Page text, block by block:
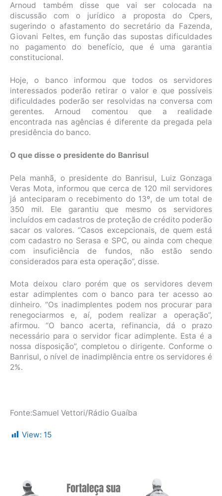
Arnoud também disse que vai ser colocada na
discussão com o jurídico a proposta do Cpers,
sugerindo o afastamento do secretário da Fazenda,
Giovani Feltes, em função das supostas dificuldades
no pagamento do benefício, que é uma garantia
constitucional.
Hoje, o banco informou que todos os servidores
interessados poderão retirar o valor e que possíveis
dificuldades poderão ser resolvidas na conversa com
gerentes. Arnoud comentou que a realidade
encontrada nas agências é diferente da pregada pela
presidência do banco.
O que disse o presidente do Banrisul
Pela manhã, o presidente do Banrisul, Luiz Gonzaga
Veras Mota, informou que cerca de 120 mil servidores
já anteciparam o recebimento do 13º, de um total de
350 mil. Ele garantiu que mesmo os servidores
incluídos em cadastros de proteção de crédito poderão
sacar os valores. “Casos excepcionais, de quem está
com cadastro no Serasa e SPC, ou ainda com cheque
com insuficiência de fundos, não estão sendo
considerados para esta operação”, disse.
Mota deixou claro porém que os servidores devem
estar adimplentes com o banco para ter acesso ao
dinheiro. “Os inadimplentes podem nos procurar para
renegociarmos e, aí, podem realizar a operação”,
afirmou. “O banco acerta, refinancia, dá o prazo
necessário para o servidor ficar adimplente. Esta é a
nossa disposição”, completou o dirigente. Conforme o
Banrisul, o nível de inadimplência entre os servidores é
2%.
Fonte:Samuel Vettori/Rádio Guaíba
View: 15